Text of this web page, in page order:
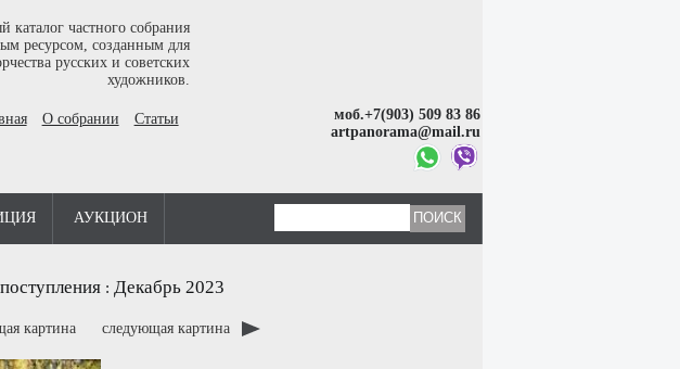
каталог частного собрания
ресурсом, созданным для
русских и советских
художников.
О собрании Статьи
моб.+7(903) 509 83 86
artpanorama@mail.ru
АУКЦИОН
: Декабрь 2023
картина следующая картина